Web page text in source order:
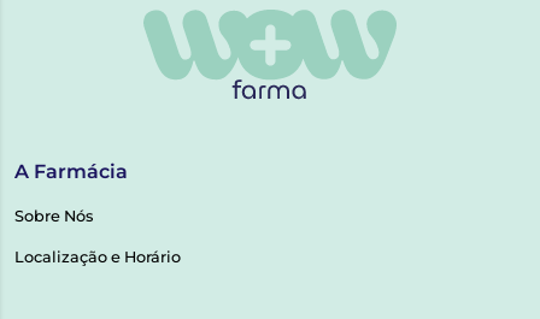
A Farmácia
Sobre Nós
Localização e Horário